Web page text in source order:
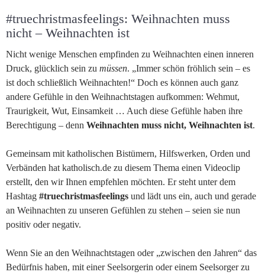
#truechristmasfeelings: Weihnachten muss
nicht – Weihnachten ist
Nicht wenige Menschen empfinden zu Weihnachten einen inneren
Druck, glücklich sein zu müssen. „Immer schön fröhlich sein – es
ist doch schließlich Weihnachten!“ Doch es können auch ganz
andere Gefühle in den Weihnachtstagen aufkommen: Wehmut,
Traurigkeit, Wut, Einsamkeit … Auch diese Gefühle haben ihre
Berechtigung – denn Weihnachten muss nicht, Weihnachten ist.
Gemeinsam mit katholischen Bistümern, Hilfswerken, Orden und
Verbänden hat katholisch.de zu diesem Thema einen Videoclip
erstellt, den wir Ihnen empfehlen möchten. Er steht unter dem
Hashtag #truechristmasfeelings und lädt uns ein, auch und gerade
an Weihnachten zu unseren Gefühlen zu stehen – seien sie nun
positiv oder negativ.
Wenn Sie an den Weihnachtstagen oder „zwischen den Jahren“ das
Bedürfnis haben, mit einer Seelsorgerin oder einem Seelsorger zu